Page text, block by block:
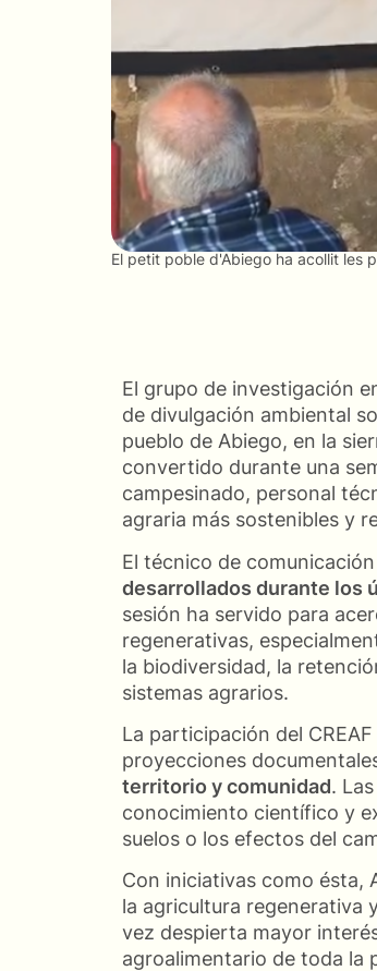
El petit poble d'Abiego ha acollit les
El grupo de investigación
de divulgación ambiental
pueblo de Abiego, en la
convertido durante una
campesinado, personal
agraria más sostenibles y
El técnico de
desarrollados durante los
sesión ha servido para
regenerativas,
la biodiversidad, la
sistemas agrarios.
La participación del
proyecciones
territorio y comunidad.
conocimiento científico y
suelos o los efectos del
Con iniciativas como ésta,
la agricultura regenerativa
vez despierta mayor
agroalimentario de toda la